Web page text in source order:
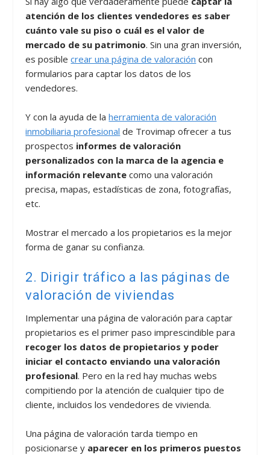
atención de los clientes vendedores es saber
cuánto vale su piso o cuál es el valor de
mercado de su patrimonio. Sin una gran inversión,
es posiblecrear una página de valoración con
formularios para captar los datos de los
vendedores.
Y con la ayuda de laherramienta de valoración
inmobiliaria profesional de Trovimap ofrecer a tus
prospectos informes de valoración
personalizados con la marca de la agencia e
información relevante como una valoración
precisa, mapas, estadísticas de zona, fotografías,
etc.
Mostrar el mercado a los propietarios es la mejor
forma de ganar su confianza.
2. Dirigir tráfico a las páginas de
valoración de viviendas
Implementar una página de valoración para captar
propietarios es el primer paso imprescindible para
recoger los datos de propietarios y poder
iniciar el contacto enviando una valoración
profesional. Pero en la red hay muchas webs
compitiendo por la atención de cualquier tipo de
cliente, incluidos los vendedores de vivienda.
Una página de valoración tarda tiempo en
posicionarse y aparecer en los primeros puestos